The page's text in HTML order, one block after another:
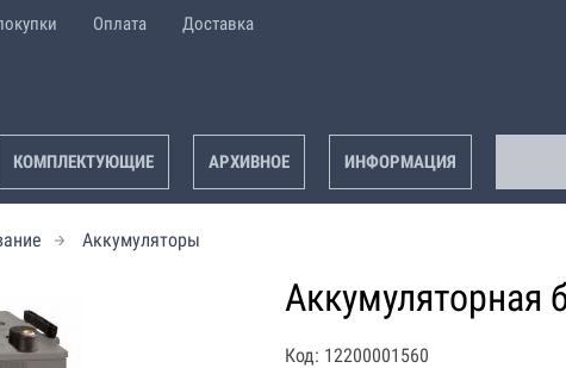
Оплата Доставка
КОМПЛЕКТУЮЩИЕ АРХИВНОЕ ИНФОРМАЦИЯ
Аккумуляторы
Аккумуляторная
Код: 12200001560